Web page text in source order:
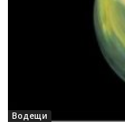
Водещи